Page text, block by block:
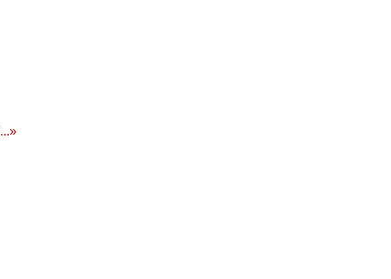
...»